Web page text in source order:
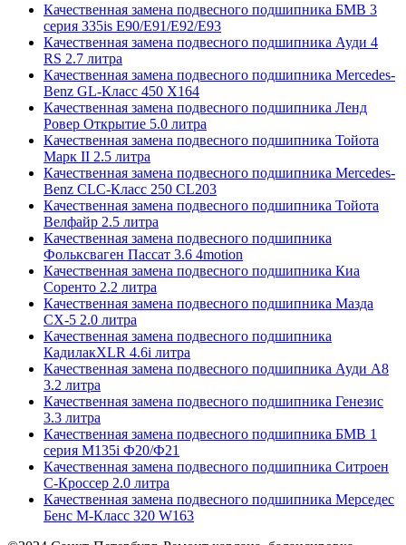
Качественная замена подвесного подшипника БМВ 3
серия 335is E90/E91/E92/E93
Качественная замена подвесного подшипника Ауди 4
RS 2.7 литра
Качественная замена подвесного подшипника Mercedes-
Benz GL-Класс 450 X164
Качественная замена подвесного подшипника Ленд
Ровер Открытие 5.0 литра
Качественная замена подвесного подшипника Тойота
Марк II 2.5 литра
Качественная замена подвесного подшипника Mercedes-
Benz CLC-Класс 250 CL203
Качественная замена подвесного подшипника Тойота
Велфайр 2.5 литра
Качественная замена подвесного подшипника
Фольксваген Пассат 3.6 4motion
Качественная замена подвесного подшипника Киа
Соренто 2.2 литра
Качественная замена подвесного подшипника Мазда
СХ-5 2.0 литра
Качественная замена подвесного подшипника
КадилакXLR 4.6i литра
Качественная замена подвесного подшипника Ауди А8
3.2 литра
Качественная замена подвесного подшипника Генезис
3.3 литра
Качественная замена подвесного подшипника БМВ 1
серия M135i Ф20/Ф21
Качественная замена подвесного подшипника Ситроен
С-Кроссер 2.0 литра
Качественная замена подвесного подшипника Мерседес
Бенс М-Класс 320 W163